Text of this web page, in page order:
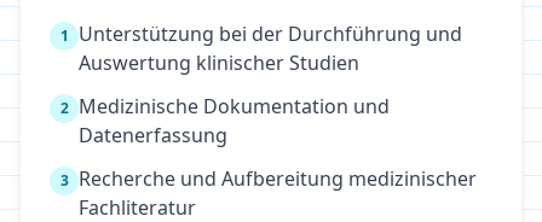
1
Unterstützung bei der Durchführung und
Auswertung klinischer Studien
2 Medizinische Dokumentation und
Datenerfassung
3 Recherche und Aufbereitung medizinischer
Fachliteratur